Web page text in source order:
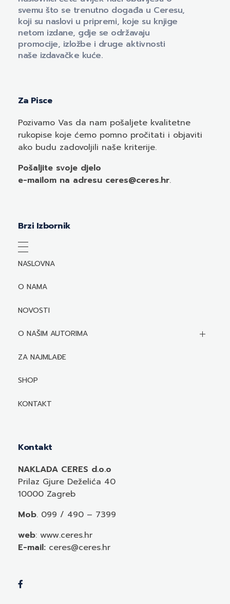
svemu što se trenutno događa u Ceresu,
koji su naslovi u pripremi, koje su knjige
netom izdane, gdje se održavaju
promocije, izložbe i druge aktivnosti
naše izdavačke kuće.
Za Pisce
Pozivamo Vas da nam pošaljete kvalitetne
rukopise koje ćemo pomno pročitati i objaviti
ako budu zadovoljili naše kriterije.
Pošaljite svoje djelo
e-mailom na adresu ceres@ceres.hr.
Brzi Izbornik
NASLOVNA
O NAMA
NOVOSTI
O NAŠIM AUTORIMA
Biografije autora
Mediji o autorima i njihovim naslovima
ZA NAJMLAĐE
SHOP
KONTAKT
Kontakt
NAKLADA CERES d.o.o
Prilaz Gjure Deželića 40
10000 Zagreb
Mob. 099 / 490 – 7399
web: www.ceres.hr
E-mail: ceres@ceres.hr